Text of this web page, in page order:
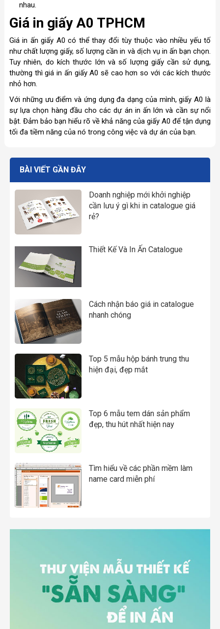
nhau.
Giá in giấy A0 TPHCM
Giá in ấn giấy A0 có thể thay đổi tùy thuộc vào nhiều yếu tố
như chất lượng giấy, số lượng cần in và dịch vụ in ấn bạn chọn.
Tuy nhiên, do kích thước lớn và số lượng giấy cần sử dụng,
thường thì giá in ấn giấy A0 sẽ cao hơn so với các kích thước
nhỏ hơn.
Với những ưu điểm và ứng dụng đa dạng của mình, giấy A0 là
sự lựa chọn hàng đầu cho các dự án in ấn lớn và cần sự nổi
bật. Đảm bảo bạn hiểu rõ về khả năng của giấy A0 để tận dụng
tối đa tiềm năng của nó trong công việc và dự án của bạn.
BÀI VIẾT GẦN ĐÂY
Doanh nghiệp mới khởi nghiệp
cần lưu ý gì khi in catalogue giá
rẻ?
Thiết Kế Và In Ấn Catalogue
Cách nhận báo giá in catalogue
nhanh chóng
Top 5 mẫu hộp bánh trung thu
hiện đại, đẹp mắt
Top 6 mẫu tem dán sản phẩm
đẹp, thu hút nhất hiện nay
Tìm hiểu về các phần mềm làm
name card miễn phí